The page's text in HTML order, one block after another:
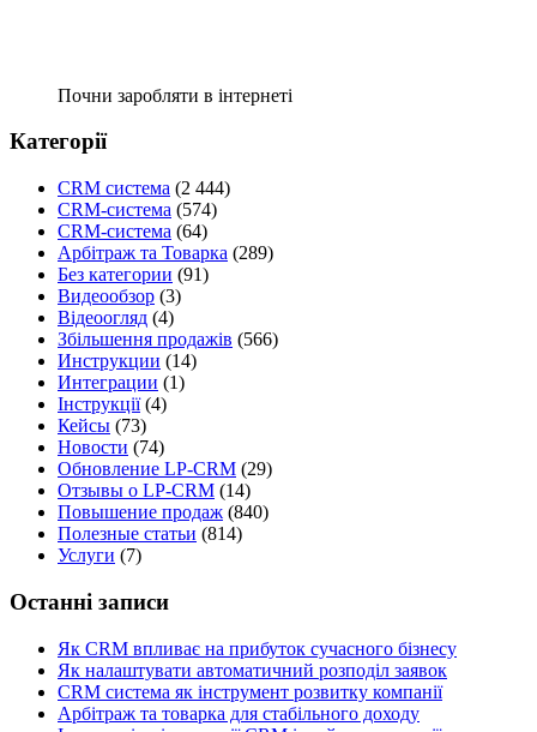
Почни заробляти в інтернеті
Категорії
CRM система (2 444)
CRM-система (574)
CRM-система (64)
Арбітраж та Товарка (289)
Без категории (91)
Видеообзор (3)
Відеоогляд (4)
Збільшення продажів (566)
Инструкции (14)
Интеграции (1)
Інструкції(4)
Кейсы (73)
Новости (74)
Обновление LP-CRM (29)
Отзывы о LP-CRM (14)
Повышение продаж (840)
Полезные статьи (814)
Услуги (7)
Останні записи
Як CRM впливає на прибуток сучасного бізнесу
Як налаштувати автоматичний розподіл заявок
CRM система як інструмент розвитку компанії
Арбітраж та товарка для стабільного доходу